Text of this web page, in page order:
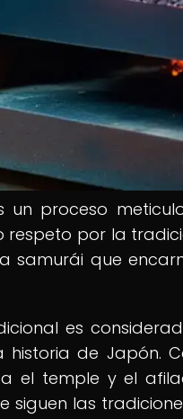
proceso
por la
samurái que
es
de Japón.
el temple y el
siguen las